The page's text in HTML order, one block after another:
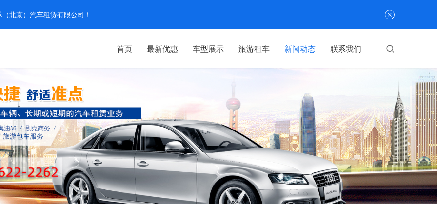
首页 最新优惠 车型展示 旅游租车 新闻动态 联系我们
北京）汽车租赁有限公司！